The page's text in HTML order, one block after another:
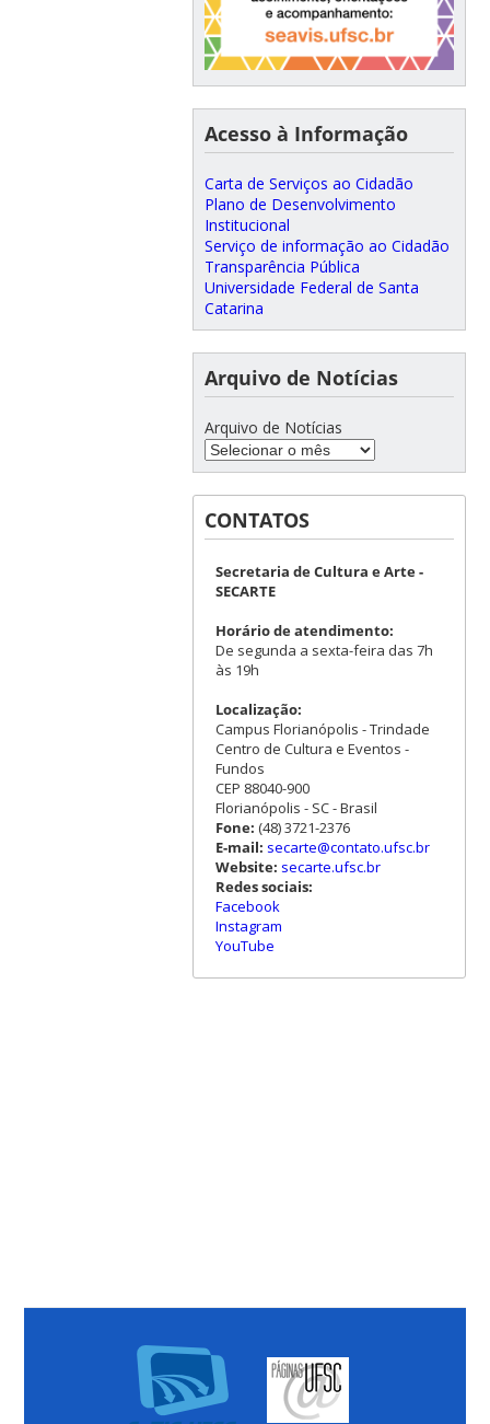
Acesso à Informação
Carta de Serviços ao Cidadão
Plano de Desenvolvimento
Institucional
Serviço de informação ao Cidadão
Transparência Pública
Universidade Federal de Santa
Catarina
Arquivo de Notícias
Arquivo de Notícias
CONTATOS
Secretaria de Cultura e Arte -
SECARTE
Horário de atendimento:
De segunda a sexta-feira das 7h
às 19h
Localização:
Campus Florianópolis - Trindade
Centro de Cultura e Eventos -
Fundos
CEP 88040-900
Florianópolis - SC - Brasil
Fone: (48) 3721-2376
E-mail: secarte@contato.ufsc.br
Website: secarte.ufsc.br
Redes sociais:
Facebook
Instagram
YouTube